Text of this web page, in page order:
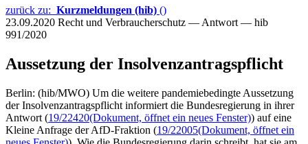
zurück zu: Kurzmeldungen (hib) ()
23.09.2020 Recht und Verbraucherschutz — Antwort — hib
991/2020
Aussetzung der Insolvenzantragspflicht
Berlin: (hib/MWO) Um die weitere pandemiebedingte Aussetzung
der Insolvenzantragspflicht informiert die Bundesregierung in ihrer
Antwort (19/22420(Dokument, öffnet ein neues Fenster)) auf eine
Kleine Anfrage der AfD-Fraktion (19/22005(Dokument, öffnet ein